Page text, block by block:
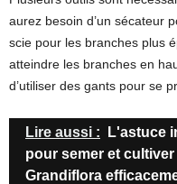
aurez besoin d’un sécateur
scie pour les branches plus
atteindre les branches en
d’utiliser des gants pour se
Lire aussi :
L'astuce
pour semer et
Grandiflora